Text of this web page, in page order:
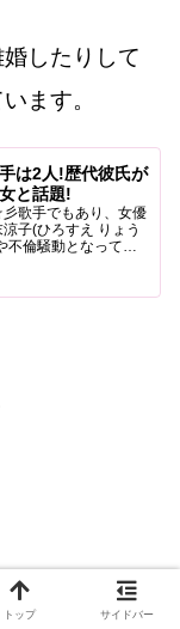
したりして
ます。
は2人!歴代彼氏が
と話題!
歌手でもあり、女優
子(ひろすえ りょう
不倫騒動となって報
トップ サイドバー